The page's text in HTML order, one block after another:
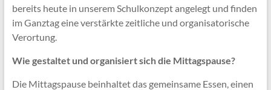
bereits heute in unserem Schulkonzept angelegt und finden
im Ganztag eine verstärkte zeitliche und organisatorische
Verortung.
Wie gestaltet und organisiert sich die Mittagspause?
Die Mittagspause beinhaltet das gemeinsame Essen, einen